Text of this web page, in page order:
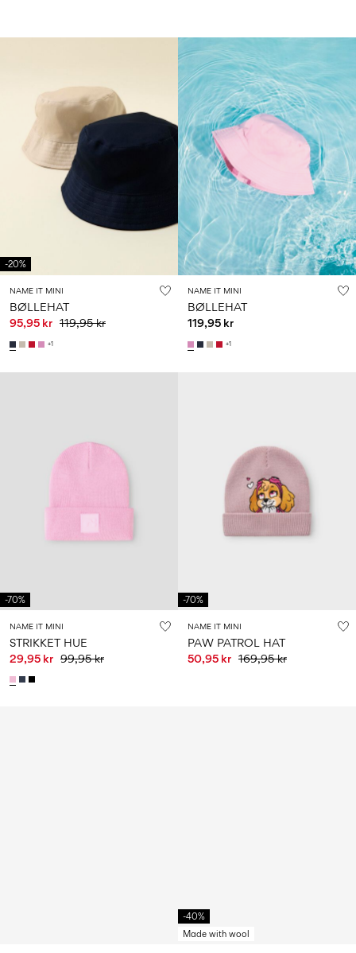
-20%
NAME IT MINI
BØLLEHAT
95,95 kr 119,95 kr
+1
NAME IT MINI
BØLLEHAT
119,95 kr
+1
-70%
NAME IT MINI
STRIKKET HUE
29,95 kr 99,95 kr
-70%
NAME IT MINI
PAW PATROL HAT
50,95 kr 169,95 kr
-40%
Made with wool